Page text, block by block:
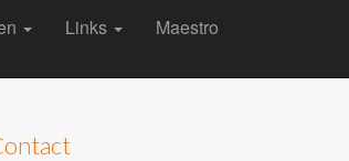
Links Maestro